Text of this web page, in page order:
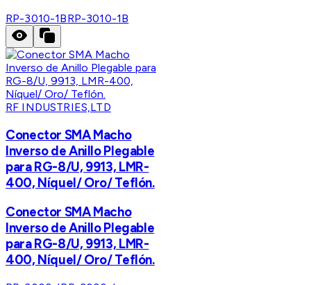
RP-3010-1BRP-3010-1B
RF INDUSTRIES,LTD
Conector SMA Macho
Inverso de Anillo Plegable
para RG-8/U, 9913, LMR-
400, Níquel/ Oro/ Teflón.
Conector SMA Macho
Inverso de Anillo Plegable
para RG-8/U, 9913, LMR-
400, Níquel/ Oro/ Teflón.